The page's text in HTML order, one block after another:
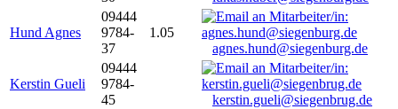
Hund Agnes
09444
9784-
37
1.05
agnes.hund@siegenburg.de
Kerstin Gueli
09444
9784-
45
kerstin.gueli@siegenbrug.de